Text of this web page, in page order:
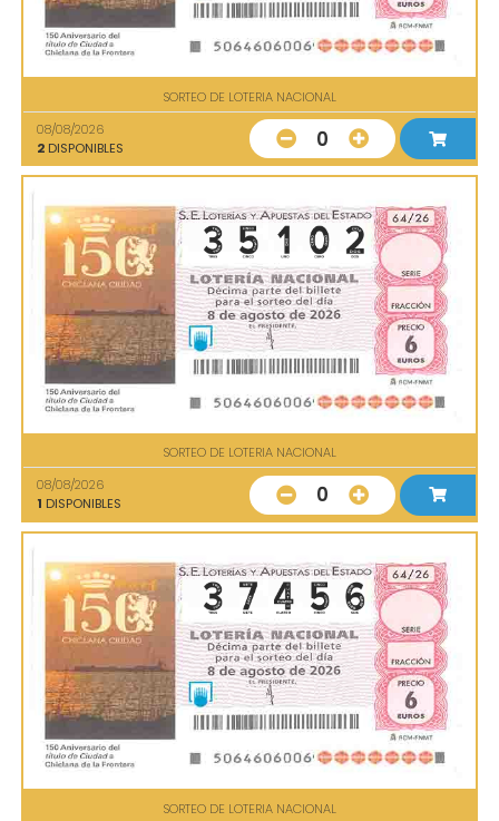
SORTEO DE LOTERIA NACIONAL
08/08/2026
2 DISPONIBLES 0
SORTEO DE LOTERIA NACIONAL
08/08/2026
1 DISPONIBLES 0
SORTEO DE LOTERIA NACIONAL